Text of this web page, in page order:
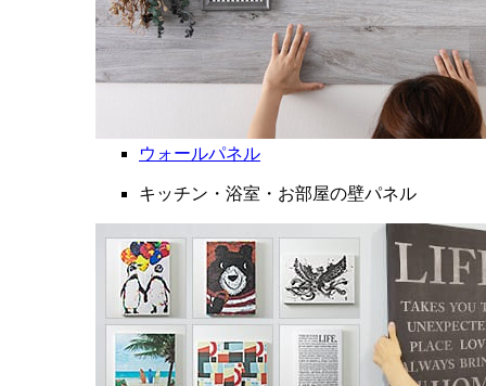
ウォールパネル
キッチン・浴室・お部屋の壁パネル